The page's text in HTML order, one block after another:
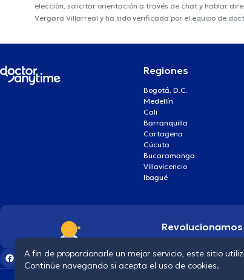
elección, solicitar orientación a través de chat y hablar
Vergara Villarreal y ha sido verificada por el equipo de
Regiones
Bogotá, D.C.
Medellín
Cali
Barranquilla
Cartagena
Cúcuta
Bucaramanga
Villavicencio
Ibagué
A fin de proporcionarle un mejor servicio, este sitio
Continúe navegando si acepta el uso de cookies.